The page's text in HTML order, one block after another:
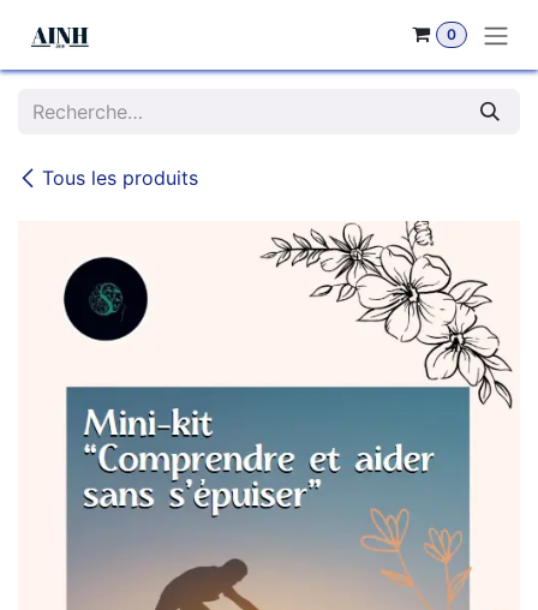
0
Tous les produits